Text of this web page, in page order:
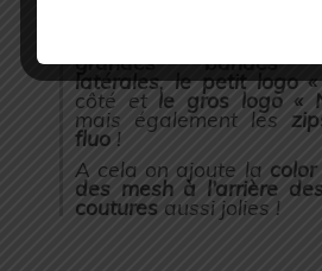
possède les qualités
grandes bandes
latérales,le petit logo «
côté et le gros logo «
mais également les
fluo !
A cela on ajoute la
des mesh à l’arrière
coutures aussi jolies !